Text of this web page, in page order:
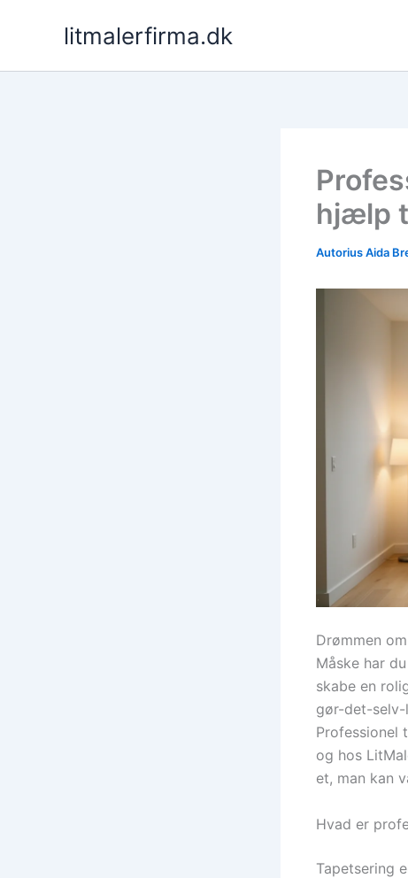
litmalerfirma.dk
hjælp
AutoriusAida
Drømmen
Måske har
skabe en
gør-det-
Professionel
og hos
et, man kan
Hvad er
Tapetsering